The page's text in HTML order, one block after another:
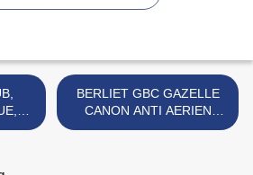
BERLIET GBC GAZELLE
CANON ANTI AERIEN
MARQUE FERAL >